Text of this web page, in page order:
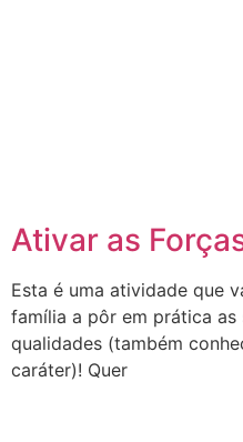
Ativar as
Esta é uma atividade que
família a pôr em prática as
qualidades (também
caráter)! Quer